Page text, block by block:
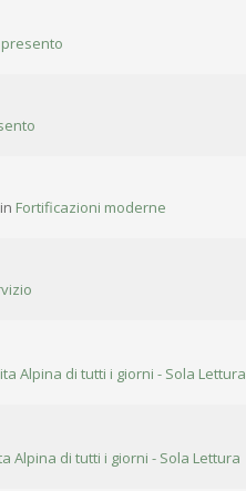
presento
Fortificazioni moderne
Alpina di tutti i giorni - Sola Lettura
Alpina di tutti i giorni - Sola Lettura